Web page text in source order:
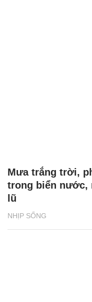
NHỊP SỐNG
Mưa trắng trời,
trong biển nước,
lũ